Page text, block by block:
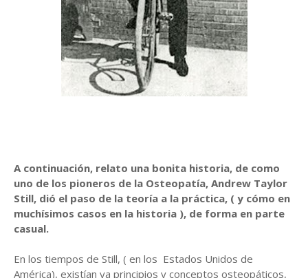
A continuación, relato una bonita historia, de como
uno de los pioneros de la Osteopatía, Andrew Taylor
Still, dió el paso de la teoría a la práctica, ( y cómo en
muchísimos casos en la historia ), de forma en parte
casual.
En los tiempos de Still, ( en los Estados Unidos de
América), existían ya principios y conceptos osteopáticos,